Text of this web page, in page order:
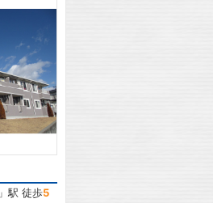
」駅 徒歩5